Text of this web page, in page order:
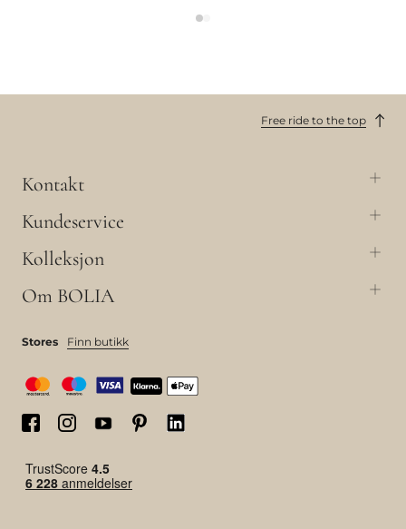
Free ride to the top
Kontakt
Kundeservice
Kolleksjon
Om BOLIA
Stores Finn butikk